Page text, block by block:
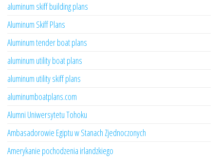
aluminum skiff building plans
Aluminum Skiff Plans
Aluminum tender boat plans
aluminum utility boat plans
aluminum utility skiff plans
aluminumboatplans.com
Alumni Uniwersytetu Tohoku
Ambasadorowie Egiptu w Stanach Zjednoczonych
Amerykanie pochodzenia irlandzkiego